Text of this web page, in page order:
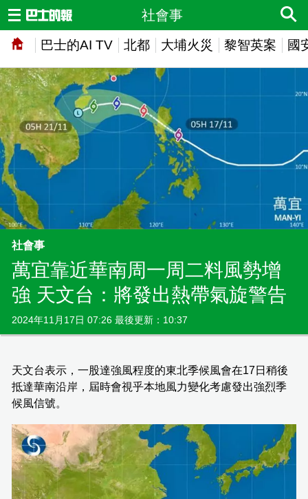
巴士的AI TV 北都 大埔火災 黎智英案 國
社會事
社會事
萬宜靠近華南周一周二料風勢增
強 天文台：將發出熱帶氣旋警告
2024年11月17日 07:26 最後更新：10:37
天文台表示，一股達強風程度的東北季候風會在17日稍後
抵達華南沿岸，屆時會視乎本地風力變化考慮發出強烈季
候風信號。